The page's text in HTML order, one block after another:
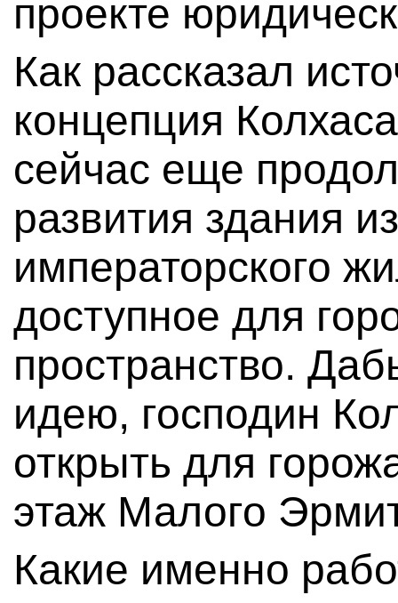
проекте
Как рассказал
концепция
сейчас еще
развития здания
императорского
доступное для
пространство.
идею, господин
открыть для
этаж Малого
Какие именно